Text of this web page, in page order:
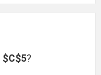
$C$5?